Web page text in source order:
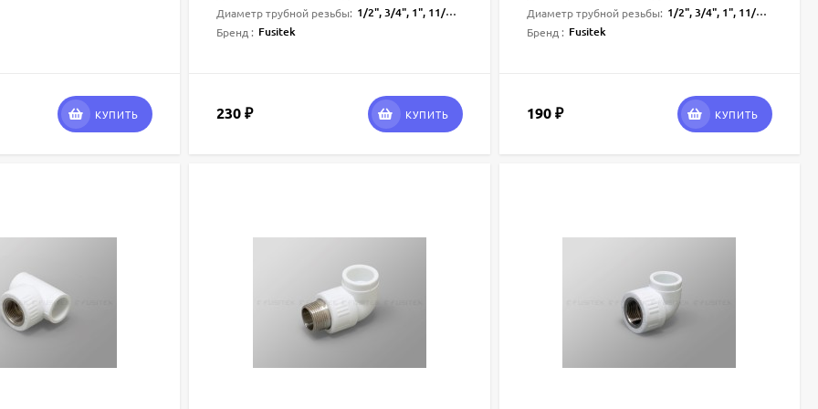
КУПИТЬ
Диаметр трубной резьбы: 1/2", 3/4", 1", 11/4", 11/2", 2"
Бренд : Fusitek
230₽ КУПИТЬ
Диаметр трубной резьбы: 1/2", 3/4", 1", 11/4", 11/2", 2"
Бренд : Fusitek
190 ₽ КУПИТЬ